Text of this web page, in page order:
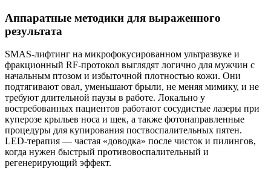
Аппаратные методики для выраженного
результата
SMAS‑лифтинг на микрофокусированном ультразвуке и
фракционный RF-протокол выглядят логично для мужчин с
начальным птозом и избыточной плотностью кожи. Они
подтягивают овал, уменьшают брыли, не меняя мимику, и не
требуют длительной паузы в работе. Локально у
востребованных пациентов работают сосудистые лазеры при
куперозе крыльев носа и щек, а также фотонаправленные
процедуры для купирования поствоспалительных пятен.
LED-терапия — частая «доводка» после чисток и пилингов,
когда нужен быстрый противовоспалительный и
регенерирующий эффект.